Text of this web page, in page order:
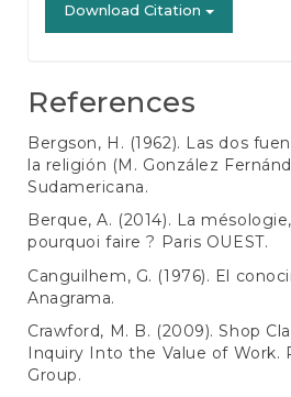
Download Citation
References
Bergson, H. (1962). Las dos
la religión (M. González
Sudamericana.
Berque, A. (2014). La
pourquoi faire ? Paris OUEST.
Canguilhem, G. (1976). El
Anagrama.
Crawford, M. B. (2009). Shop
Inquiry Into the Value of Work.
Group.